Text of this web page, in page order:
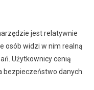
jest relatywnie
osób widzi w nim realną
Użytkownicy cenią
bezpieczeństwo danych.